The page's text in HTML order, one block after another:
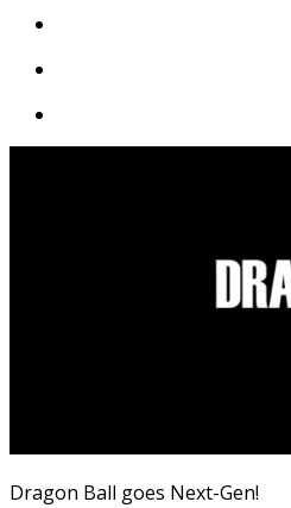
Dragon Ball goes Next-Gen!